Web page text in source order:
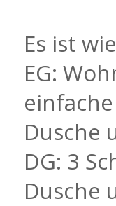
Es ist
EG:
Dusche
DG: 3
Dusche